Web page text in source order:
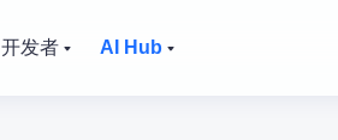
开发者 AI Hub